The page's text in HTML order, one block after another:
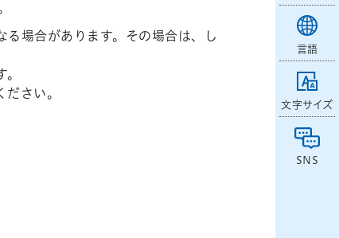
言語
文字サイズ
SNS
る場合があります。その場合は、し
さい。